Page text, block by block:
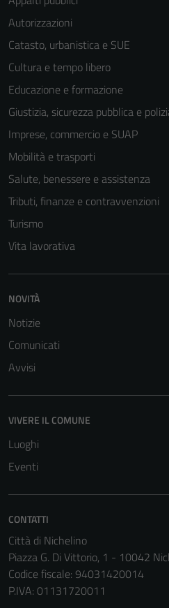
Autorizzazioni
Catasto, urbanistica e SUE
Cultura e tempo libero
Educazione e formazione
Giustizia, sicurezza pubblica e
Imprese, commercio e SUAP
Mobilità e trasporti
Salute, benessere e assistenza
Tributi, finanze e contravvenzioni
Turismo
Vita lavorativa
NOVITÀ
Notizie
Comunicati
Avvisi
VIVERE IL COMUNE
Luoghi
Eventi
CONTATTI
Città di Nichelino
Piazza G. Di Vittorio, 1 - 10042
Codice fiscale: 94031420014
P.IVA: 01131720011